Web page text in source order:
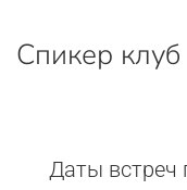
Перейти к
Спикер клуб
Даты встреч